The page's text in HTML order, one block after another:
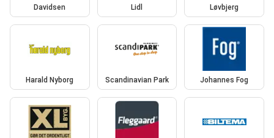
Davidsen Lidl Løvbjerg
Harald Nyborg Scandinavian Park Johannes Fog